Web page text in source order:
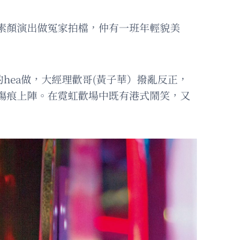
顏演出做冤家拍檔，仲有一班年輕貌美
做，大經理歡哥(黃子華）撥亂反正，
上陣。在霓虹歡場中既有港式鬧笑，又